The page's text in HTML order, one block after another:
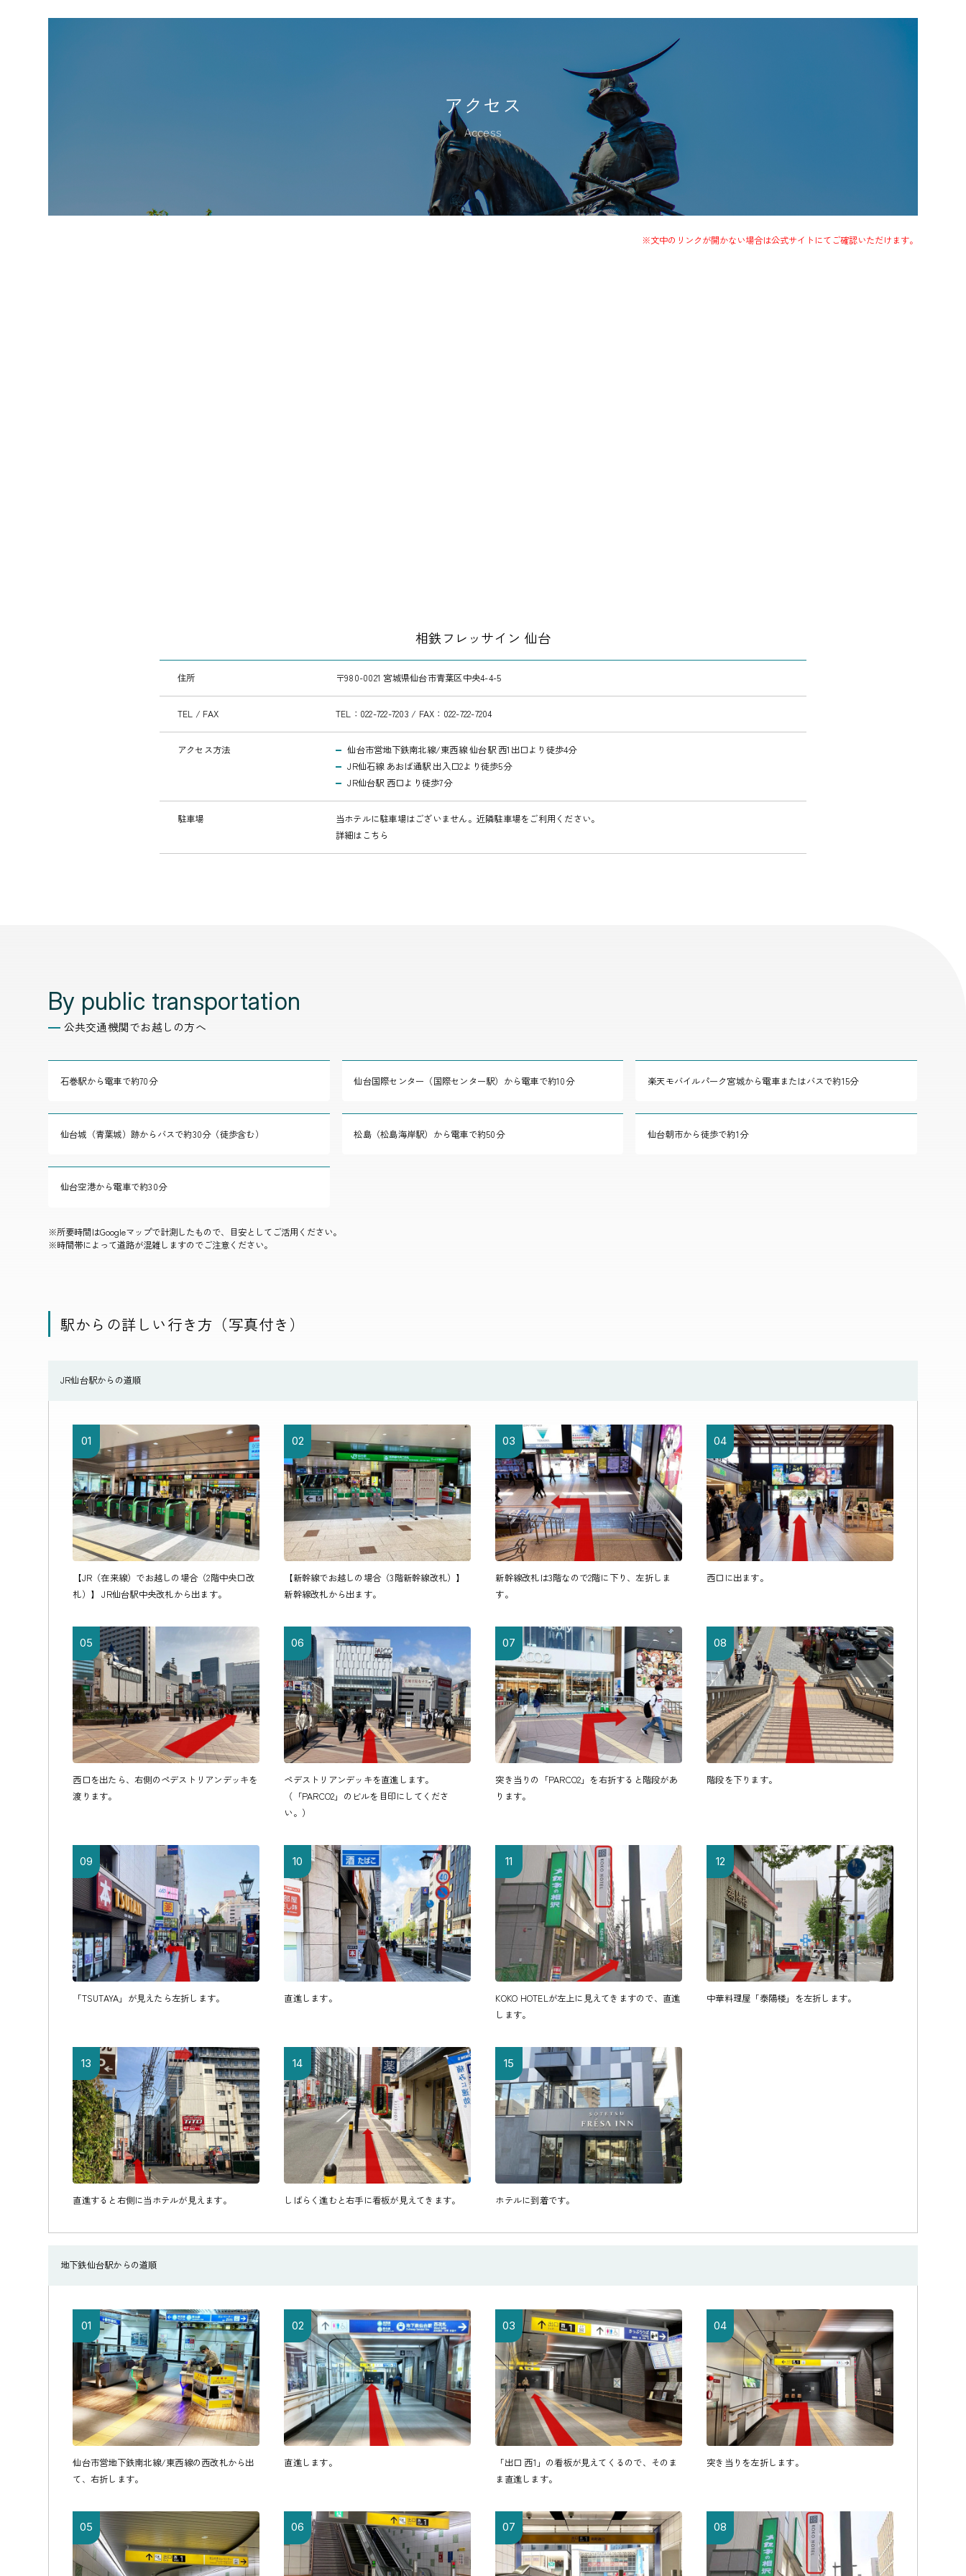
アクセス
Access
※文中のリンクが開かない場合は公式サイトにてご確認いただけます。
相鉄フレッサイン 仙台
住所 〒980-0021 宮城県仙台市青葉区中央4-4-5
TEL / FAX TEL： 022-722-7203 / FAX：022-722-7204
アクセス方法
仙台市営地下鉄南北線/東西線 仙台駅 西1出口より徒歩4分
JR仙石線 あおば通駅 出入口2より徒歩5分
JR仙台駅 西口より徒歩7分
駐車場
当ホテルに駐車場はございません。近隣駐車場をご利用ください。
詳細はこちら
By public transportation
公共交通機関でお越しの方へ
石巻駅から電車で約70分 仙台国際センター（国際センター駅）から電車で約10分 楽天モバイルパーク宮城から電車またはバスで約15分
仙台城（青葉城）跡からバスで約30分（徒歩含む） 松島（松島海岸駅）から電車で約50分 仙台朝市から徒歩で約1分
仙台空港から電車で約30分
※所要時間はGoogleマップで計測したもので、目安としてご活用ください。
※時間帯によって道路が混雑しますのでご注意ください。
駅からの詳しい行き方（写真付き）
JR仙台駅からの道順
01
【JR（在来線）でお越しの場合（2階中央口改
札）】 JR仙台駅中央改札から出ます。
02
【新幹線でお越しの場合（3階新幹線改札）】
新幹線改札から出ます。
03
新幹線改札は3階なので2階に下り、左折しま
す。
04
西口に出ます。
05
西口を出たら、右側のペデストリアンデッキを
渡ります。
06
ペデストリアンデッキを直進します。
（「PARCO2」のビルを目印にしてくださ
い。）
07
突き当りの「PARCO2」を右折すると階段があ
ります。
08
階段を下ります。
09
「TSUTAYA」が見えたら左折します。
10
直進します。
11
KOKO HOTELが左上に見えてきますので、直進
します。
12
中華料理屋「泰陽楼」を左折します。
13
直進すると右側に当ホテルが見えます。
14
しばらく進むと右手に看板が見えてきます。
15
ホテルに到着です。
地下鉄仙台駅からの道順
01
仙台市営地下鉄南北線/東西線の西改札から出
て、右折します。
02
直進します。
03
「出口 西1」の看板が見えてくるので、そのま
ま直進します。
04
突き当りを左折します。
05 06 07 08